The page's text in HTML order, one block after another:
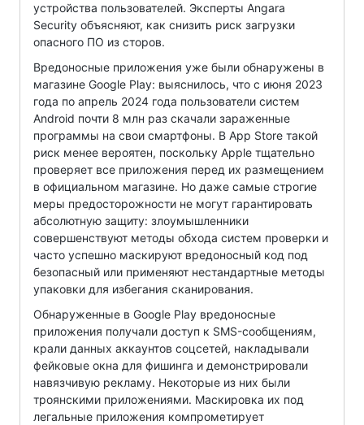
устройства пользователей. Эксперты Angara
Security объясняют, как снизить риск загрузки
опасного ПО из сторов.
Вредоносные приложения уже были обнаружены в
магазине Google Play: выяснилось, что с июня 2023
года по апрель 2024 года пользователи систем
Android почти 8 млн раз скачали зараженные
программы на свои смартфоны. В App Store такой
риск менее вероятен, поскольку Apple тщательно
проверяет все приложения перед их размещением
в официальном магазине. Но даже самые строгие
меры предосторожности не могут гарантировать
абсолютную защиту: злоумышленники
совершенствуют методы обхода систем проверки и
часто успешно маскируют вредоносный код под
безопасный или применяют нестандартные методы
упаковки для избегания сканирования.
Обнаруженные в Google Play вредоносные
приложения получали доступ к SMS-сообщениям,
крали данных аккаунтов соцсетей, накладывали
фейковые окна для фишинга и демонстрировали
навязчивую рекламу. Некоторые из них были
троянскими приложениями. Маскировка их под
легальные приложения компрометирует